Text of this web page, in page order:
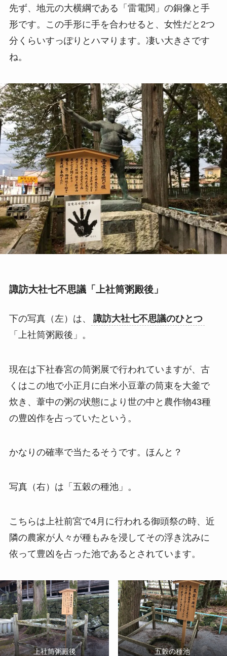
先ず、地元の大横綱である「雷電関」の銅像と手
形です。この手形に手を合わせると、女性だと2つ
分くらいすっぽりとハマります。凄い大きさです
ね。
諏訪大社七不思議「上社筒粥殿後」
下の写真（左）は、
諏訪大社七不思議のひとつ
「上社筒粥殿後」。
現在は下社春宮の筒粥展で行われていますが、古
くはこの地で小正月に白米小豆葦の筒束を大釜で
炊き、葦中の粥の状態により世の中と農作物43種
の豊凶作を占っていたという。
かなりの確率で当たるそうです。ほんと？
写真（右）は「五穀の種池」。
こちらは上社前宮で4月に行われる御頭祭の時、近
隣の農家が人々が種もみを浸してその浮き沈みに
依って豊凶を占った池であるとされています。
上社筒粥殿後 五穀の種池